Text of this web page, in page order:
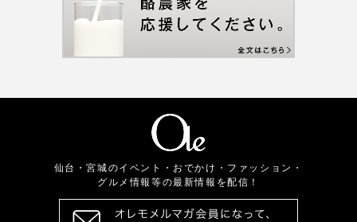
仙台・宮城のイベント・おでかけ・ファッション・
グルメ情報等の最新情報を配信！